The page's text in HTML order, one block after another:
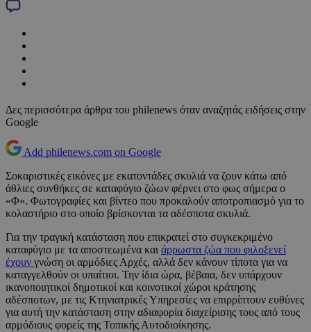
Δες περισσότερα άρθρα του philenews όταν αναζητάς ειδήσεις στην
Google
Add philenews.com on Google
Σοκαριστικές εικόνες με εκατοντάδες σκυλιά να ζουν κάτω από
άθλιες συνθήκες σε καταφύγιο ζώων φέρνει στο φως σήμερα ο
«Φ». Φωτογραφίες και βίντεο που προκαλούν αποτροπιασμό για το
κολαστήριο στο οποίο βρίσκονται τα αδέσποτα σκυλιά.
Για την τραγική κατάσταση που επικρατεί στο συγκεκριμένο
καταφύγιο με τα αποστεωμένα και άρρωστα ζώα που φιλοξενεί
έχουν γνώση οι αρμόδιες Αρχές, αλλά δεν κάνουν τίποτα για να
καταγγελθούν οι υπαίτιοι. Την ίδια ώρα, βέβαια, δεν υπάρχουν
ικανοποιητικοί δημοτικοί και κοινοτικοί χώροι κράτησης
αδέσποτων, με τις Κτηνιατρικές Υπηρεσίες να επιρρίπτουν ευθύνες
για αυτή την κατάσταση στην αδιαφορία διαχείρισης τους από τους
αρμόδιους φορείς της Τοπικής Αυτοδιοίκησης.